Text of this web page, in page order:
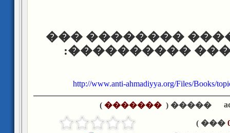
���� �������
��� ������
http://www.anti-ahmadiyya.org/Files/Books/
����� (
�������
)
��� )